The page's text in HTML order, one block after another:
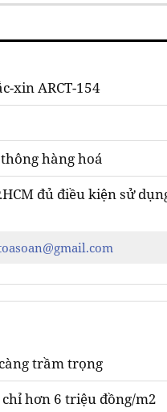
xin ARCT-154
hàng hoá
đủ điều kiện sử
trầm trọng
hơn 6 triệu đồng/m2